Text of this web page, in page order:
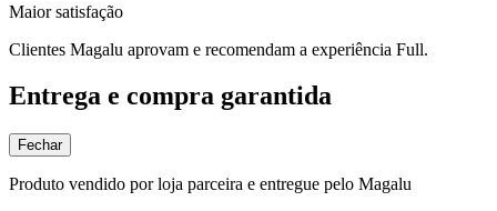
Maior satisfação
Clientes Magalu aprovam e recomendam a experiência Full.
Entrega e compra garantida
Fechar
Produto vendido por loja parceira e entregue pelo Magalu